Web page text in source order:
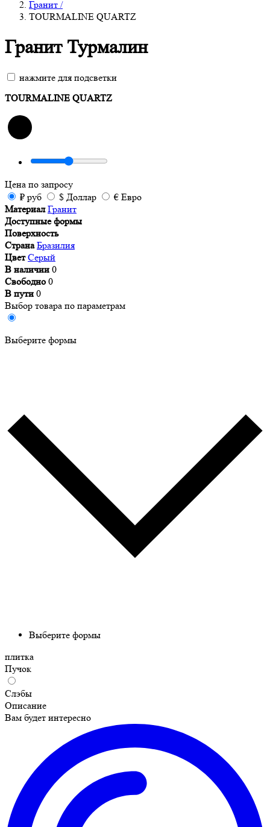
Гранит /
TOURMALINE QUARTZ
Гранит Турмалин
нажмите для подсветки
TOURMALINE QUARTZ
Цена по запросу
₽ руб $ Доллар € Евро
Материал Гранит
Доступные формы
Поверхность
Страна Бразилия
Цвет Серый
В наличии 0
Свободно 0
В пути 0
Выбор товара по параметрам
Выберите формы
Выберите формы
плитка
Пучок
Слэбы
Описание
Вам будет интересно